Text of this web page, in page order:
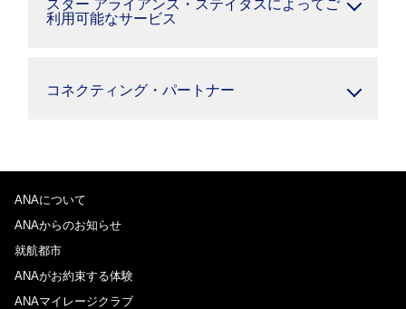
スター アライアンス・ステイタスによってご
利用可能なサービス
コネクティング・パートナー
ANAについて
ANAからのお知らせ
就航都市
ANAがお約束する体験
ANAマイレージクラブ